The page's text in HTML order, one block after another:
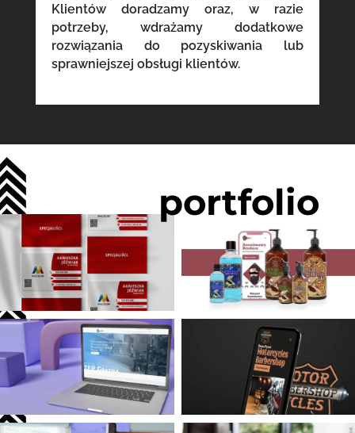
Klientów doradzamy oraz, w razie
potrzeby, wdrażamy dodatkowe
rozwiązania do pozyskiwania lub
sprawniejszej obsługi klientów.
portfolio